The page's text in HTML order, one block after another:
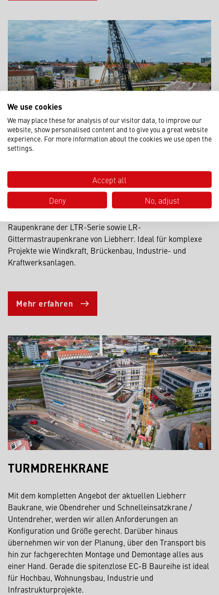
RAUPENKRANE
Die Großkrane bieten hohe Traglasten, Stabilität vor allem
auch im Gelände und auf unwegsamen Untergrund, große
Hubhöhen und maximale Reichweiten für anspruchsvolle
Raupenkrane der LTR-Serie sowie LR-
Gittermastraupenkrane von Liebherr. Ideal für komplexe
Projekte wie Windkraft, Brückenbau, Industrie- und
Kraftwerksanlagen.
Mehr erfahren
TURMDREHKRANE
Mit dem kompletten Angebot der aktuellen Liebherr
Baukrane, wie Obendreher und Schnelleinsatzkrane /
Untendreher, werden wir allen Anforderungen an
Konfiguration und Größe gerecht. Darüber hinaus
übernehmen wir von der Planung, über den Transport bis
hin zur fachgerechten Montage und Demontage alles aus
einer Hand. Gerade die spitenzlose EC-B Baureihe ist ideal
für Hochbau, Wohnungsbau, Industrie und
Infrastrukturprojekte.
We use cookies
We may place these for analysis of our visitor data, to improve our
website, show personalised content and to give you a great website
experience. For more information about the cookies we use open the
settings.
Accept all
Deny
No, adjust